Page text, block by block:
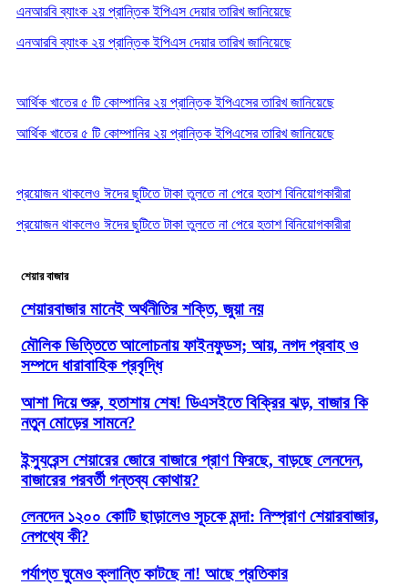
এনআরবি ব্যাংক ২য় প্রান্তিক ইপিএস দেয়ার তারিখ জানিয়েছে
এনআরবি ব্যাংক ২য় প্রান্তিক ইপিএস দেয়ার তারিখ জানিয়েছে
আর্থিক খাতের ৫ টি কোম্পানির ২য় প্রান্তিক ইপিএসের তারিখ জানিয়েছে
আর্থিক খাতের ৫ টি কোম্পানির ২য় প্রান্তিক ইপিএসের তারিখ জানিয়েছে
প্রয়োজন থাকলেও ঈদের ছুটিতে টাকা তুলতে না পেরে হতাশ বিনিয়োগকারীরা
প্রয়োজন থাকলেও ঈদের ছুটিতে টাকা তুলতে না পেরে হতাশ বিনিয়োগকারীরা
শেয়ার বাজার
শেয়ারবাজার মানেই অর্থনীতির শক্তি, জুয়া নয়
মৌলিক ভিত্তিতে আলোচনায় ফাইনফুডস; আয়, নগদ প্রবাহ ও
সম্পদে ধারাবাহিক প্রবৃদ্ধি
আশা দিয়ে শুরু, হতাশায় শেষ! ডিএসইতে বিক্রির ঝড়, বাজার কি
নতুন মোড়ের সামনে?
ইন্স্যুরেন্স শেয়ারের জোরে বাজারে প্রাণ ফিরছে, বাড়ছে লেনদেন,
বাজারের পরবর্তী গন্তব্য কোথায়?
লেনদেন ১২০০ কোটি ছাড়ালেও সূচকে মন্দা: নিস্প্রাণ শেয়ারবাজার,
নেপথ্যে কী?
পর্যাপ্ত ঘুমেও ক্লান্তি কাটছে না! আছে প্রতিকার